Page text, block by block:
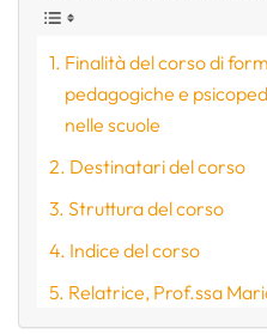
Finalità del corso di
pedagogiche e
nelle scuole
Destinatari del corso
Struttura del corso
Indice del corso
Relatrice, Prof.ssa